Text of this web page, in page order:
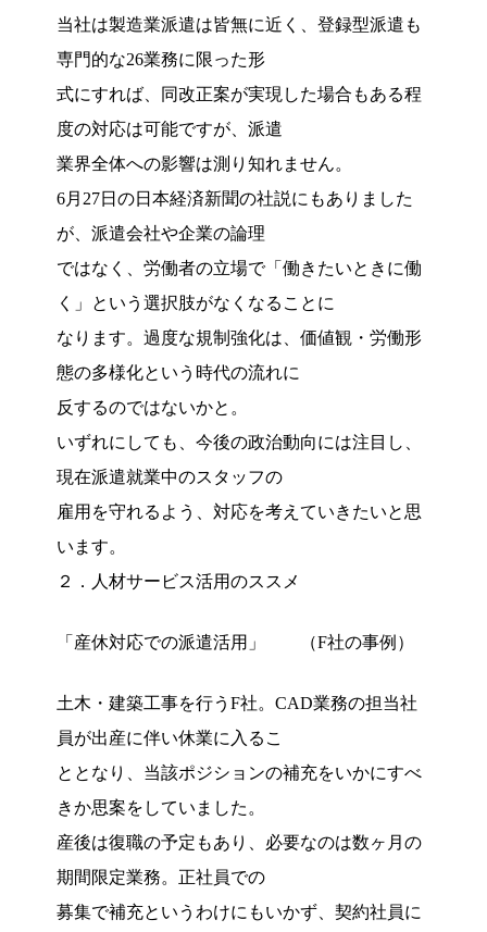
当社は製造業派遣は皆無に近く、登録型派遣も
専門的な26業務に限った形
式にすれば、同改正案が実現した場合もある程
度の対応は可能ですが、派遣
業界全体への影響は測り知れません。
6月27日の日本経済新聞の社説にもありました
が、派遣会社や企業の論理
ではなく、労働者の立場で「働きたいときに働
く」という選択肢がなくなることに
なります。過度な規制強化は、価値観・労働形
態の多様化という時代の流れに
反するのではないかと。
いずれにしても、今後の政治動向には注目し、
現在派遣就業中のスタッフの
雇用を守れるよう、対応を考えていきたいと思
います。
２．人材サービス活用のススメ
「産休対応での派遣活用」 （F社の事例）
土木・建築工事を行うF社。CAD業務の担当社
員が出産に伴い休業に入るこ
ととなり、当該ポジションの補充をいかにすべ
きか思案をしていました。
産後は復職の予定もあり、必要なのは数ヶ月の
期間限定業務。正社員での
募集で補充というわけにもいかず、契約社員に